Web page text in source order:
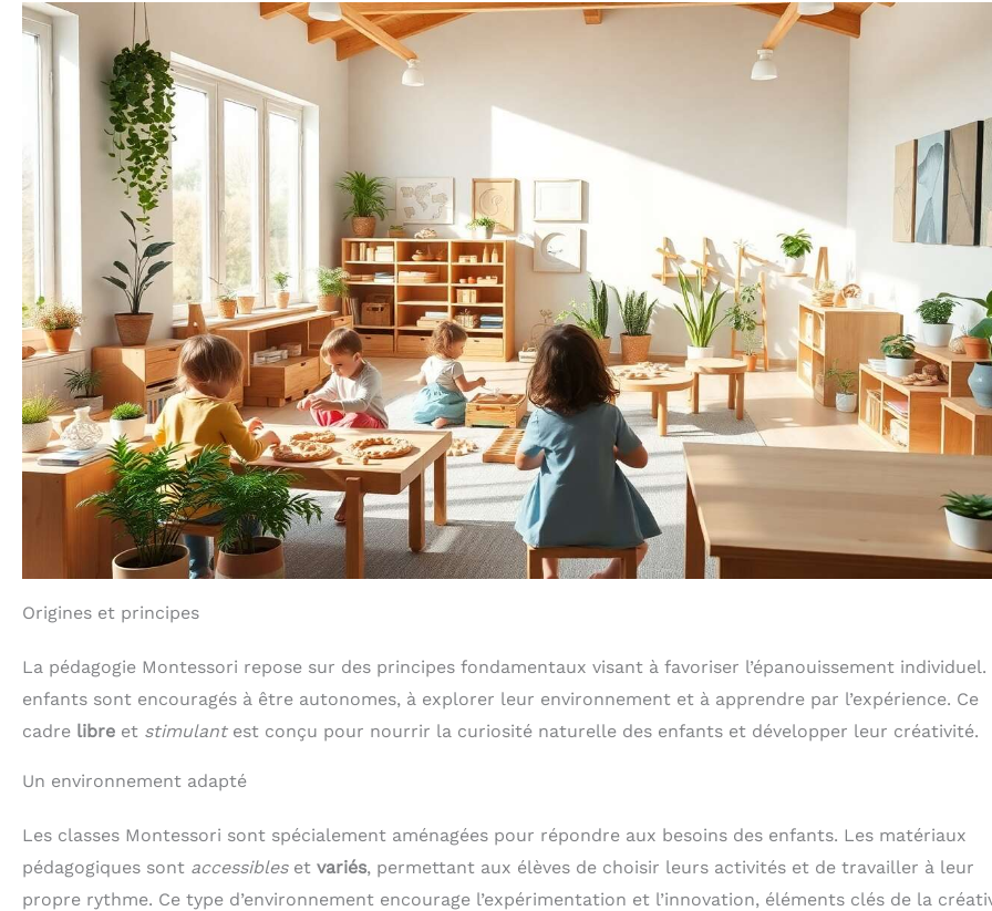
Origines et principes
La pédagogie Montessori repose sur des principes fondamentaux visant à favoriser l’épanouissement individuel.
enfants sont encouragés à être autonomes, à explorer leur environnement et à apprendre par l’expérience. Ce
cadre libre et stimulantest conçu pour nourrir la curiosité naturelle des enfants et développer leur créativité.
Un environnement adapté
Les classes Montessori sont spécialement aménagées pour répondre aux besoins des enfants. Les matériaux
pédagogiques sont accessibleset variés, permettant aux élèves de choisir leurs activités et de travailler à leur
propre rythme. Ce type d’environnement encourage l’expérimentation et l’innovation, éléments clés de la